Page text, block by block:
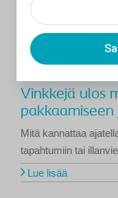
Vinkkejä ulos
Mitä kannattaa
tapahtumiin tai
Lue lisää